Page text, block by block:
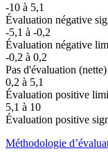
-10 à 5,1
Évaluation négative
-5,1 à -0,2
Évaluation négative
-0,2 à 0,2
Pas d'évaluation (nette)
0,2 à 5,1
Évaluation positive
5,1 à 10
Évaluation positive
Méthodologie